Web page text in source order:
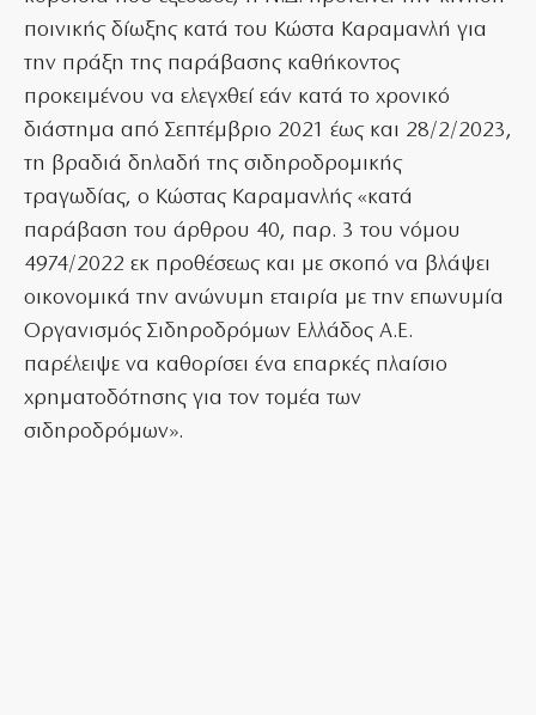
ποινικής δίωξης κατά του Κώστα Καραμανλή για
την πράξη της παράβασης καθήκοντος
προκειμένου να ελεγχθεί εάν κατά το χρονικό
διάστημα από Σεπτέμβριο 2021 έως και 28/2/2023,
τη βραδιά δηλαδή της σιδηροδρομικής
τραγωδίας, ο Κώστας Καραμανλής «κατά
παράβαση του άρθρου 40, παρ. 3 του νόμου
4974/2022 εκ προθέσεως και με σκοπό να βλάψει
οικονομικά την ανώνυμη εταιρία με την επωνυμία
Οργανισμός Σιδηροδρόμων Ελλάδος Α.Ε.
παρέλειψε να καθορίσει ένα επαρκές πλαίσιο
χρηματοδότησης για τον τομέα των
σιδηροδρόμων».